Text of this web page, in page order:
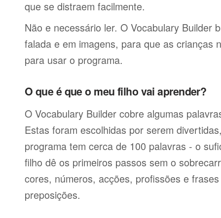
que se distraem facilmente.
Não e necessário ler. O Vocabulary Builder
falada e em imagens, para que as crianças
para usar o programa.
O que é que o meu filho vai aprender?
O Vocabulary Builder cobre algumas
Estas foram escolhidas por serem
programa tem cerca de 100 palavras - o
filho dê os primeiros passos sem o
cores, números, acções, profissões e
preposições.